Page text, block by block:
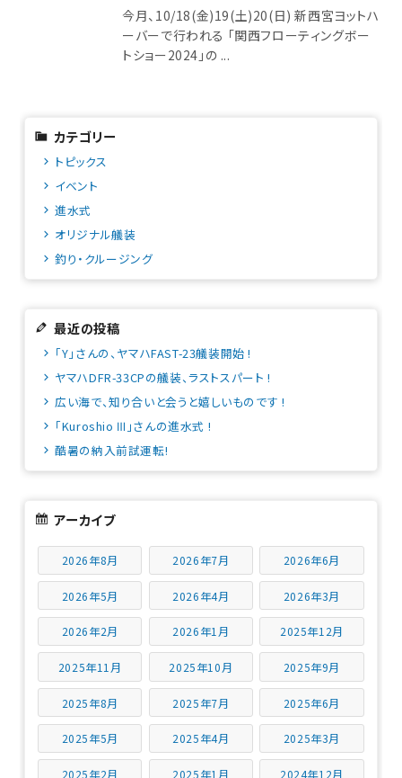
今月、10/18(金)19(土)20(日) 新西宮ヨットハ
ーバーで行われる 「関西フローティングボー
トショー2024」の ...
カテゴリー
トピックス
イベント
進水式
オリジナル艤装
釣り・クルージング
最近の投稿
「Y」さんの、ヤマハFAST-23艤装開始 !
ヤマハDFR-33CPの艤装、ラストスパート !
広い海で、知り合いと会うと嬉しいものです !
「Kuroshio Ⅲ」さんの進水式 !
酷暑の納入前試運転!
アーカイブ
2026年8月 2026年7月 2026年6月
2026年5月 2026年4月 2026年3月
2026年2月 2026年1月 2025年12月
2025年11月 2025年10月 2025年9月
2025年8月 2025年7月 2025年6月
2025年5月 2025年4月 2025年3月
2025年2月 2025年1月 2024年12月